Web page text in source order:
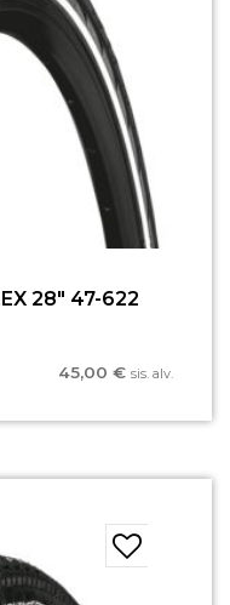
28″ 47-622
45,00 € sis. alv.